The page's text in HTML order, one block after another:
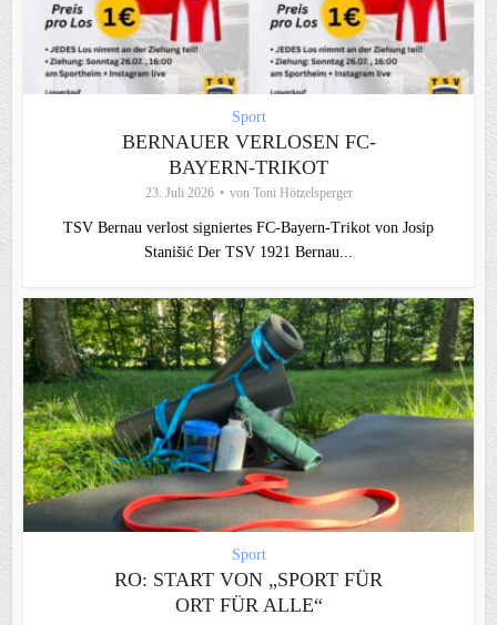
Sport
BERNAUER VERLOSEN FC-
BAYERN-TRIKOT
23. Juli 2026 von Toni Hötzelsperger
TSV Bernau verlost signiertes FC‑Bayern‑Trikot von Josip
Stanišić Der TSV 1921 Bernau...
Sport
RO: START VON „SPORT FÜR
ORT FÜR ALLE“